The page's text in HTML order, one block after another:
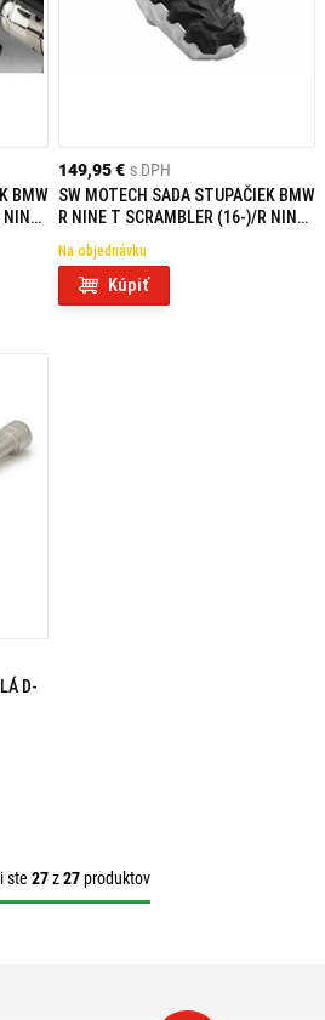
BMW
149,95 € s DPH
SW MOTECH SADA STUPAČIEK BMW
R NINE T SCRAMBLER (16-)/R NINE
Na objednávku
Kúpiť
D-
ste 27z27produktov